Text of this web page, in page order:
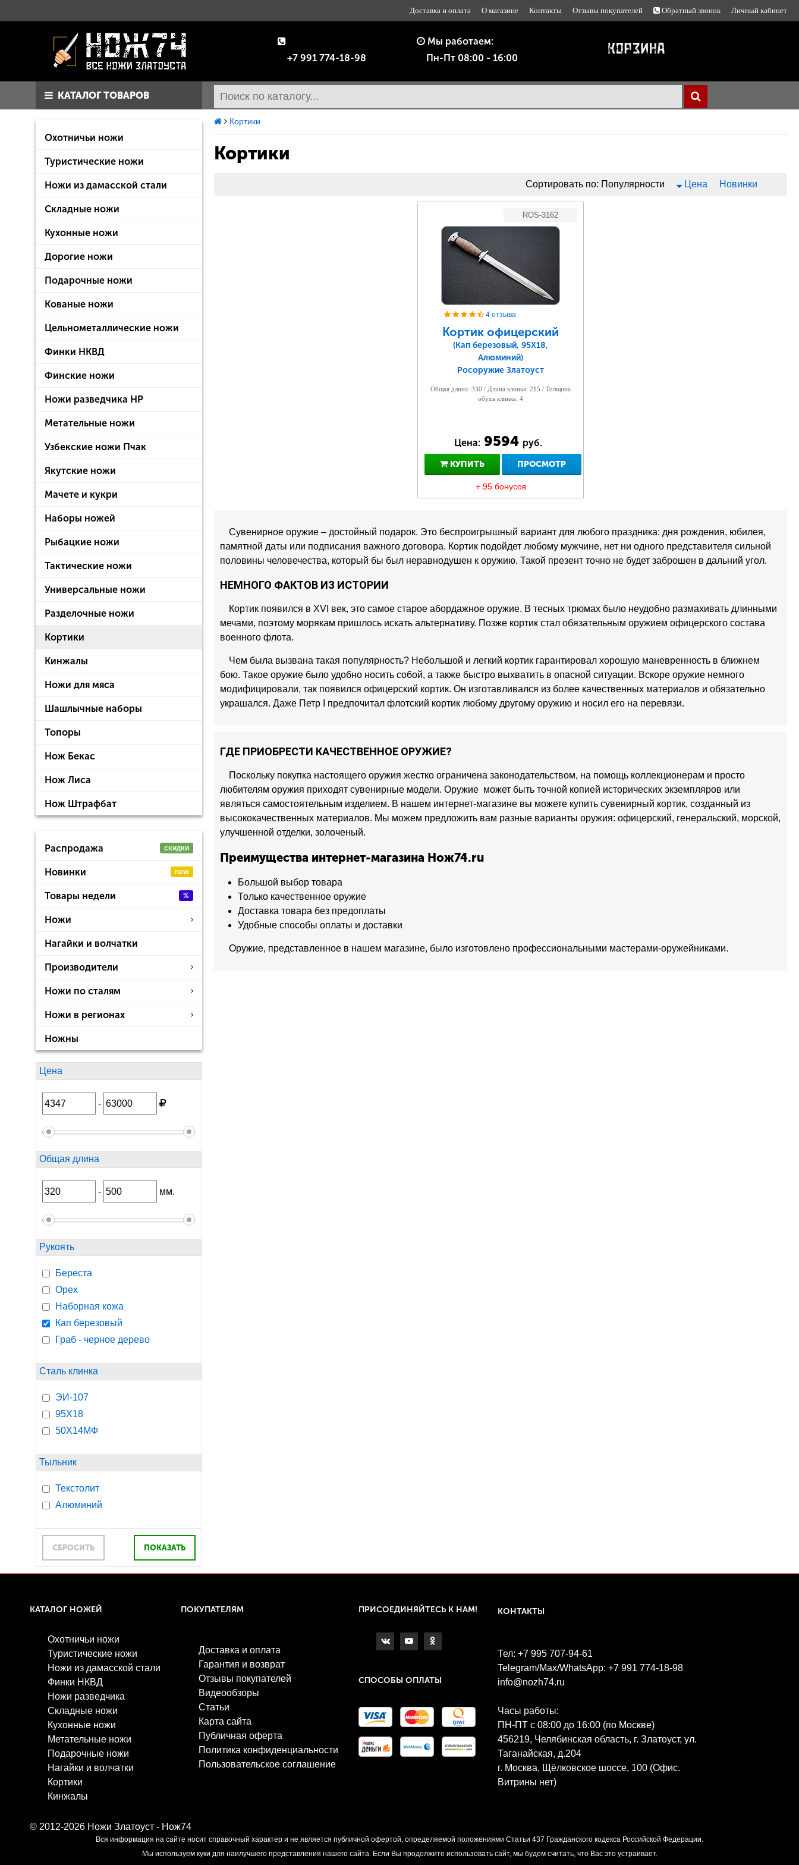
Доставка и оплата О магазине Контакты Отзывы покупателей Обратный звонок Личный кабинет
+7 991 774-18-98
Мы работаем:
Пн-Пт 08:00 - 16:00
КАТАЛОГ ТОВАРОВ
Охотничьи ножи
Туристические ножи
Ножи из дамасской стали
Складные ножи
Кухонные ножи
Дорогие ножи
Подарочные ножи
Кованые ножи
Цельнометаллические ножи
Финки НКВД
Финские ножи
Ножи разведчика НР
Метательные ножи
Узбекские ножи Пчак
Якутские ножи
Мачете и кукри
Наборы ножей
Рыбацкие ножи
Тактические ножи
Универсальные ножи
Разделочные ножи
Кортики
Кинжалы
Ножи для мяса
Шашлычные наборы
Топоры
Нож Бекас
Нож Лиса
Нож Штрафбат
Распродажа скидки
Новинки new
Товары недели %
Ножи
Нагайки и волчатки
Производители
Ножи по сталям
Ножи в регионах
Ножны
Цена
-
Общая длина
- мм.
Рукоять
Береста
Орех
Наборная кожа
Кап березовый
Граб - черное дерево
Сталь клинка
ЭИ-107
95Х18
50Х14МФ
Тыльник
Текстолит
Алюминий
СБРОСИТЬ
Кортики
Кортики
Сортировать по: Популярности Цена Новинки
ROS-3162
4 отзыва
Кортик офицерский
(Кап березовый, 95Х18,
Алюминий)
Росоружие Златоуст
Общая длина: 330 / Длина клинка: 215 / Толщина
обуха клинка: 4
Цена: 9594 руб.
КУПИТЬ ПРОСМОТР
+ 95 бонусов
Сувенирное оружие – достойный подарок. Это беспроигрышный вариант для любого праздника: дня рождения, юбилея,
памятной даты или подписания важного договора. Кортик подойдет любому мужчине, нет ни одного представителя сильной
половины человечества, который бы был неравнодушен к оружию. Такой презент точно не будет заброшен в дальний угол.
НЕМНОГО ФАКТОВ ИЗ ИСТОРИИ
Кортик появился в XVI век, это самое старое абордажное оружие. В тесных трюмах было неудобно размахивать длинными
мечами, поэтому морякам пришлось искать альтернативу. Позже кортик стал обязательным оружием офицерского состава
военного флота.
Чем была вызвана такая популярность? Небольшой и легкий кортик гарантировал хорошую маневренность в ближнем
бою. Такое оружие было удобно носить собой, а также быстро выхватить в опасной ситуации. Вскоре оружие немного
модифицировали, так появился офицерский кортик. Он изготавливался из более качественных материалов и обязательно
украшался. Даже Петр I предпочитал флотский кортик любому другому оружию и носил его на перевязи.
ГДЕ ПРИОБРЕСТИ КАЧЕСТВЕННОЕ ОРУЖИЕ?
Поскольку покупка настоящего оружия жестко ограничена законодательством, на помощь коллекционерам и просто
любителям оружия приходят сувенирные модели. Оружие может быть точной копией исторических экземпляров или
являться самостоятельным изделием. В нашем интернет-магазине вы можете купить сувенирный кортик, созданный из
высококачественных материалов. Мы можем предложить вам разные варианты оружия: офицерский, генеральский, морской,
улучшенной отделки, золоченый.
Преимущества интернет-магазина Нож74.ru
Большой выбор товара
Только качественное оружие
Доставка товара без предоплаты
Удобные способы оплаты и доставки
Оружие, представленное в нашем магазине, было изготовлено профессиональными мастерами-оружейниками.
КАТАЛОГ НОЖЕЙ
Охотничьи ножи
Туристические ножи
Ножи из дамасской стали
Финки НКВД
Ножи разведчика
Складные ножи
Кухонные ножи
Метательные ножи
Подарочные ножи
Нагайки и волчатки
Кортики
Кинжалы
ПОКУПАТЕЛЯМ
Доставка и оплата
Гарантия и возврат
Отзывы покупателей
Видеообзоры
Статьи
Карта сайта
Публичная оферта
Политика конфиденциальности
Пользовательское соглашение
ПРИСОЕДИНЯЙТЕСЬ К НАМ!
СПОСОБЫ ОПЛАТЫ
КОНТАКТЫ
Тел: +7 995 707-94-61
Telegram/Max/WhatsApp: +7 991 774-18-98
info@nozh74.ru
Часы работы:
ПН-ПТ с 08:00 до 16:00 (по Москве)
456219, Челябинская область, г. Златоуст, ул.
Таганайская, д.204
г. Москва, Щёлковское шоссе, 100 (Офис.
Витрины нет)
© 2012-2026 Ножи Златоуст - Нож74
Вся информация на сайте носит справочный характер и не является публичной офертой, определяемой положениями Статьи 437 Гражданского кодекса Российской Федерации.
Мы используем куки для наилучшего представления нашего сайта. Если Вы продолжите использовать сайт, мы будем считать, что Вас это устраивает.